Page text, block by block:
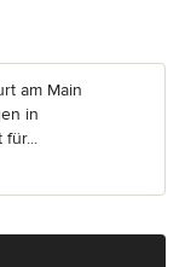
am Main
in